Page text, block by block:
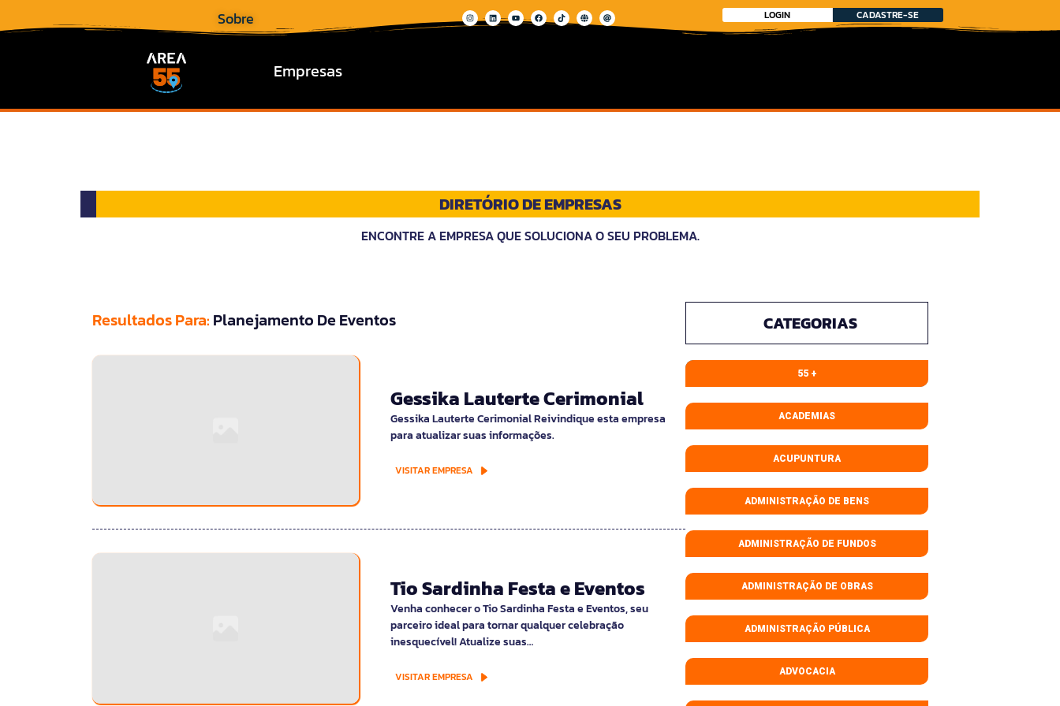
Sobre LOGIN CADASTRE-SE
Empresas
DIRETÓRIO DE EMPRESAS
ENCONTRE A EMPRESA QUE SOLUCIONA O SEU PROBLEMA.
Resultados Para: Planejamento De Eventos
Gessika Lauterte Cerimonial
Gessika Lauterte Cerimonial Reivindique esta empresa
para atualizar suas informações.
VISITAR EMPRESA
Tio Sardinha Festa e Eventos
Venha conhecer o Tio Sardinha Festa e Eventos, seu
parceiro ideal para tornar qualquer celebração
inesquecível! Atualize suas…
VISITAR EMPRESA
CATEGORIAS
55 +
ACADEMIAS
ACUPUNTURA
ADMINISTRAÇÃO DE BENS
ADMINISTRAÇÃO DE FUNDOS
ADMINISTRAÇÃO DE OBRAS
ADMINISTRAÇÃO PÚBLICA
ADVOCACIA